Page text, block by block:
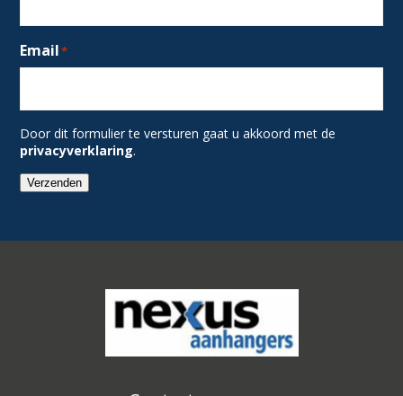
Email*
Door dit formulier te versturen gaat u akkoord met de
privacyverklaring.
Verzenden